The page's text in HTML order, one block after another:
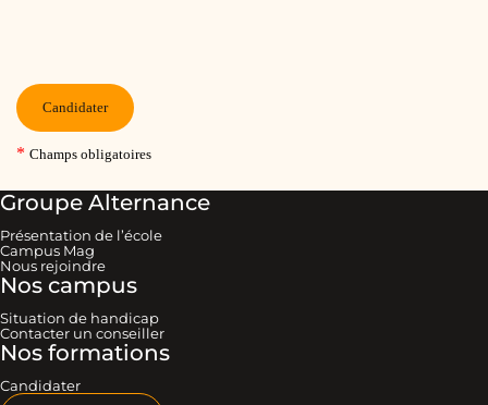
Groupe Alternance
Présentation de l’école
Campus Mag
Nous rejoindre
Nos campus
Situation de handicap
Contacter un conseiller
Nos formations
Candidater